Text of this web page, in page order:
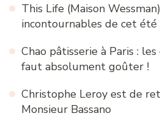
This Life (Maison
incontournables de cet été
Chao pâtisserie à Paris :
faut absolument goûter !
Christophe Leroy est de
Monsieur Bassano